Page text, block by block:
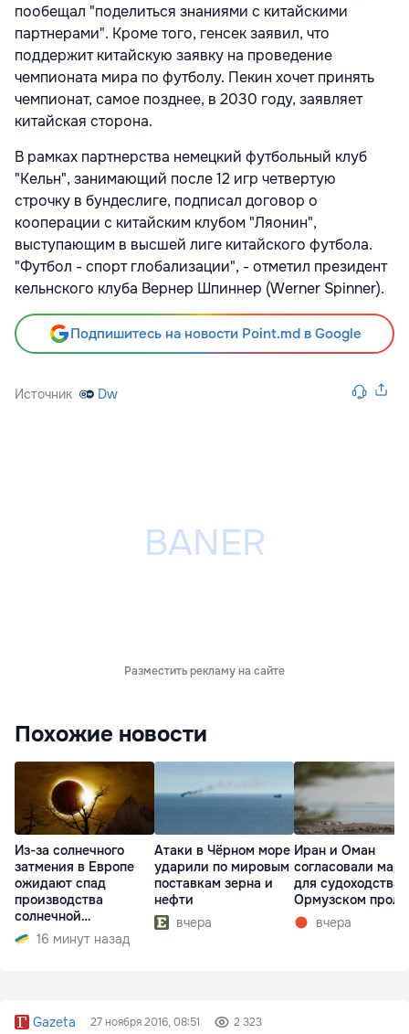
пообещал "поделиться знаниями с китайскими
партнерами". Кроме того, генсек заявил, что
поддержит китайскую заявку на проведение
чемпионата мира по футболу. Пекин хочет принять
чемпионат, самое позднее, в 2030 году, заявляет
китайская сторона.
В рамках партнерства немецкий футбольный клуб
"Кельн", занимающий после 12 игр четвертую
строчку в бундеслиге, подписал договор о
кооперации с китайским клубом "Ляонин",
выступающим в высшей лиге китайского футбола.
"Футбол - спорт глобализации", - отметил президент
кельнского клуба Вернер Шпиннер (Werner Spinner).
Подпишитесь на новости Point.md в Google
Источник Dw
Разместить рекламу на сайте
Похожие новости
Из-за солнечного
затмения в Европе
ожидают спад
производства
солнечной
электроэнергии
16 минут назад
Атаки в Чёрном море
ударили по мировым
поставкам зерна и
нефти
вчера
Иран и Оман
согласовали
для судоходства
Ормузском
вчера
Gazeta 27 ноября 2016, 08:51 2 323